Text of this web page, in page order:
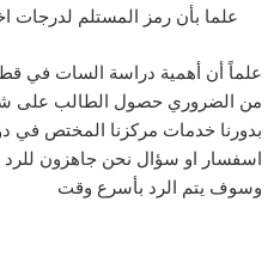
علما بأن رمز المستلم لدرجات
علماً أن أهمية دراسة السات في
من الضروري حصول الطالب على
بدورنا خدمات مركزنا المختص في
اسفسار او سؤال نحن جاهزون
وسوف يتم الرد بأسرع وقت